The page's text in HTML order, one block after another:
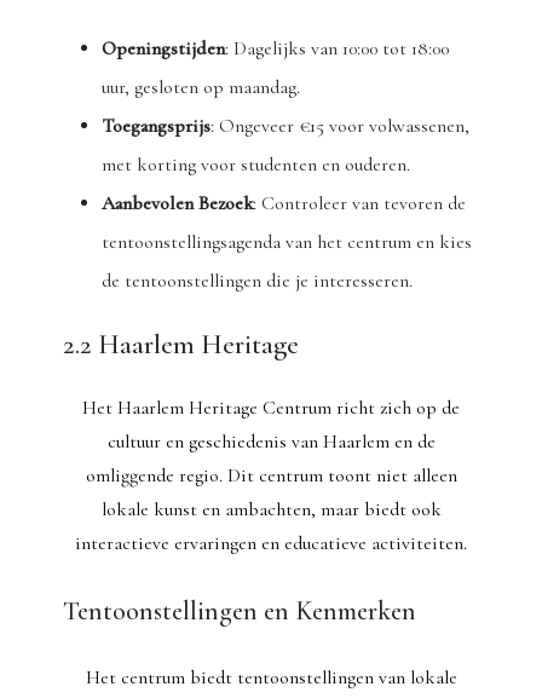
Openingstijden: Dagelijks van 10:00 tot 18:00
uur, gesloten op maandag.
Toegangsprijs: Ongeveer €15 voor volwassenen,
met korting voor studenten en ouderen.
Aanbevolen Bezoek: Controleer van tevoren de
tentoonstellingsagenda van het centrum en kies
de tentoonstellingen die je interesseren.
2.2 Haarlem Heritage
Het Haarlem Heritage Centrum richt zich op de
cultuur en geschiedenis van Haarlem en de
omliggende regio. Dit centrum toont niet alleen
lokale kunst en ambachten, maar biedt ook
interactieve ervaringen en educatieve activiteiten.
Tentoonstellingen en Kenmerken
Het centrum biedt tentoonstellingen van lokale